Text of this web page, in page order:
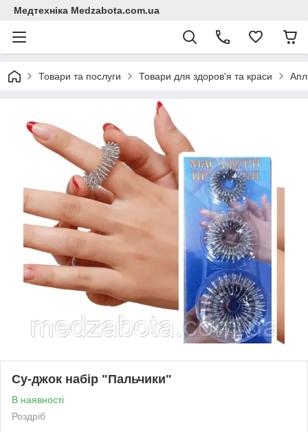
Медтехніка Medzabota.com.ua
Товари та послуги Товари для здоров'я та краси
Су-джок набір "Пальчики"
В наявності
Роздріб